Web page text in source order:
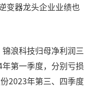
变器龙头企业业绩也
浪科技归母净利润三
第一季度，分别亏损
2023年第三、四季度